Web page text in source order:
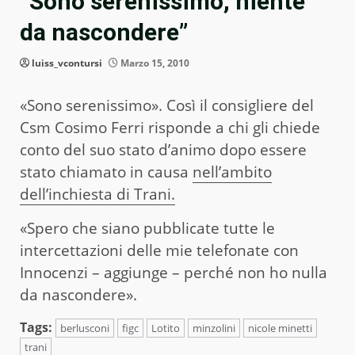
da nascondere”
luiss_vcontursi Marzo 15, 2010
«Sono serenissimo». Così il consigliere del
Csm Cosimo Ferri risponde a chi gli chiede
conto del suo stato d’animo dopo essere
stato chiamato in causa nell’ambito
dell’inchiesta di Trani.
«Spero che siano pubblicate tutte le
intercettazioni delle mie telefonate con
Innocenzi – aggiunge – perché non ho nulla
da nascondere».
Tags: berlusconi figc Lotito minzolini
nicole minetti
trani